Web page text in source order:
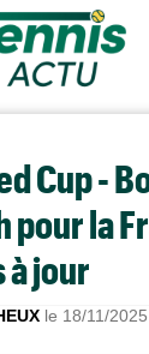
Cup -
pour la
jour
le 18/11/